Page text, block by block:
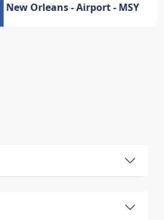
New Orleans - Airport - MSY